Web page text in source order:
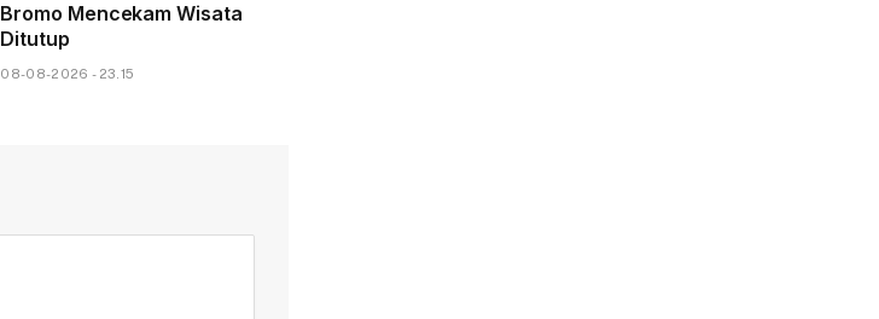
Bromo Mencekam Wisata
Ditutup
08-08-2026 - 23.15